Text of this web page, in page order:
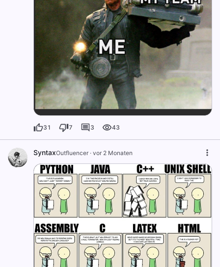
31 7 3 43
SyntaxOutfluencer · vor 2 Monaten